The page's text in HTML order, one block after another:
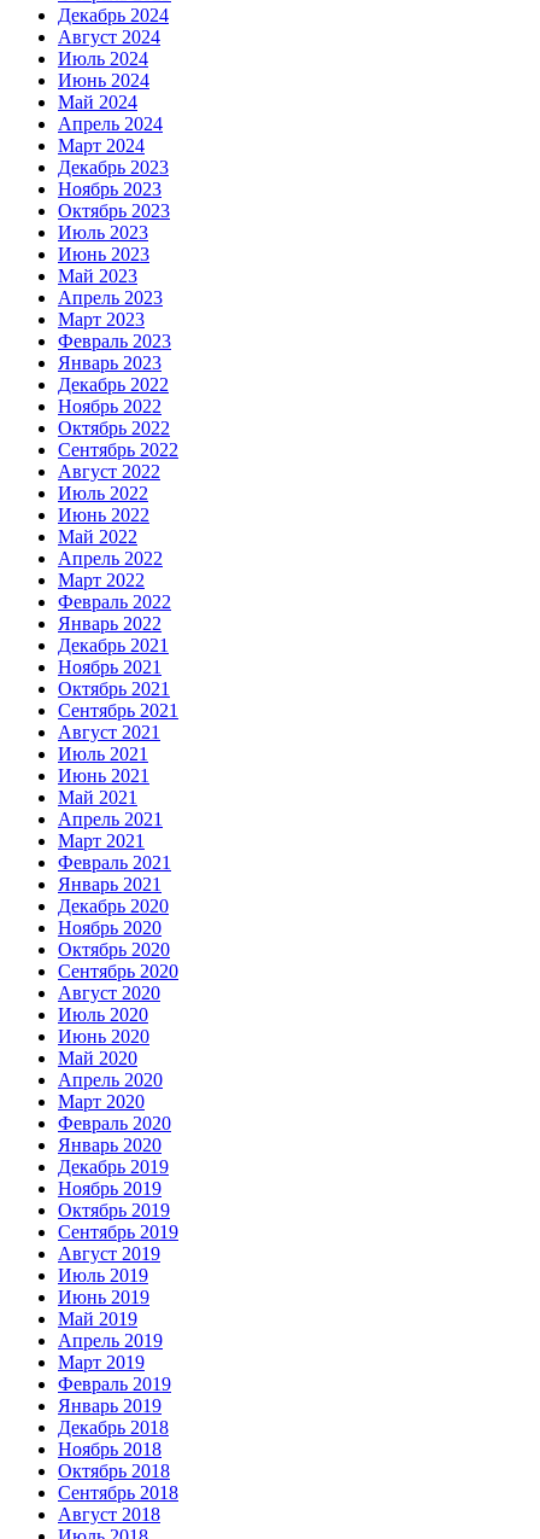
Декабрь 2024
Август 2024
Июль 2024
Июнь 2024
Май 2024
Апрель 2024
Март 2024
Декабрь 2023
Ноябрь 2023
Октябрь 2023
Июль 2023
Июнь 2023
Май 2023
Апрель 2023
Март 2023
Февраль 2023
Январь 2023
Декабрь 2022
Ноябрь 2022
Октябрь 2022
Сентябрь 2022
Август 2022
Июль 2022
Июнь 2022
Май 2022
Апрель 2022
Март 2022
Февраль 2022
Январь 2022
Декабрь 2021
Ноябрь 2021
Октябрь 2021
Сентябрь 2021
Август 2021
Июль 2021
Июнь 2021
Май 2021
Апрель 2021
Март 2021
Февраль 2021
Январь 2021
Декабрь 2020
Ноябрь 2020
Октябрь 2020
Сентябрь 2020
Август 2020
Июль 2020
Июнь 2020
Май 2020
Апрель 2020
Март 2020
Февраль 2020
Январь 2020
Декабрь 2019
Ноябрь 2019
Октябрь 2019
Сентябрь 2019
Август 2019
Июль 2019
Июнь 2019
Май 2019
Апрель 2019
Март 2019
Февраль 2019
Январь 2019
Декабрь 2018
Ноябрь 2018
Октябрь 2018
Сентябрь 2018
Август 2018